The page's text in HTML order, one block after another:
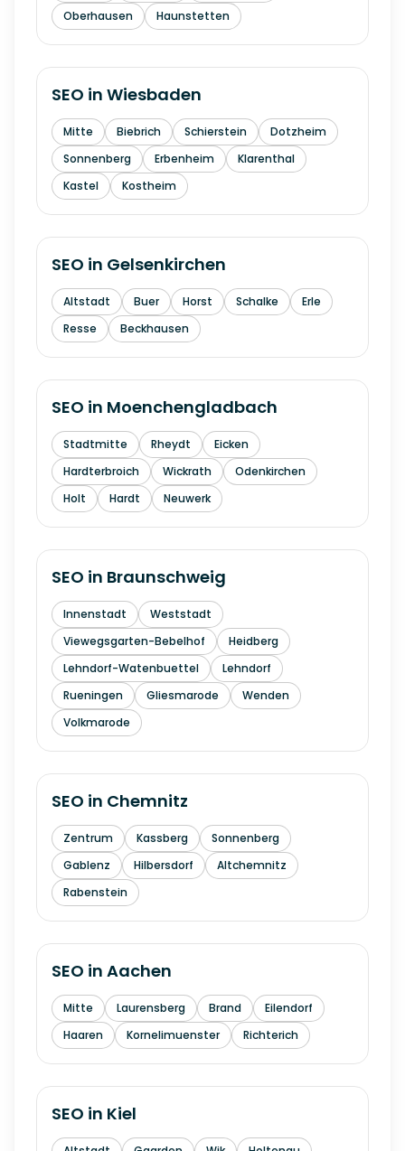
Oberhausen
Haunstetten
SEO in Wiesbaden
Mitte Biebrich Schierstein
Dotzheim
Sonnenberg
Erbenheim
Klarenthal
Kastel
Kostheim
SEO in Gelsenkirchen
Altstadt Buer Horst Schalke
Erle
Resse
Beckhausen
SEO in Moenchengladbach
Stadtmitte Rheydt
Eicken
Hardterbroich
Wickrath
Odenkirchen
Holt
Hardt Neuwerk
SEO in Braunschweig
Innenstadt
Weststadt
Viewegsgarten-Bebelhof
Heidberg
Lehndorf-Watenbuettel
Lehndorf
Rueningen
Gliesmarode
Wenden
Volkmarode
SEO in Chemnitz
Zentrum Kassberg
Sonnenberg
Gablenz
Hilbersdorf
Altchemnitz
Rabenstein
SEO in Aachen
Mitte Laurensberg Brand
Eilendorf
Haaren
Kornelimuenster Richterich
SEO in Kiel